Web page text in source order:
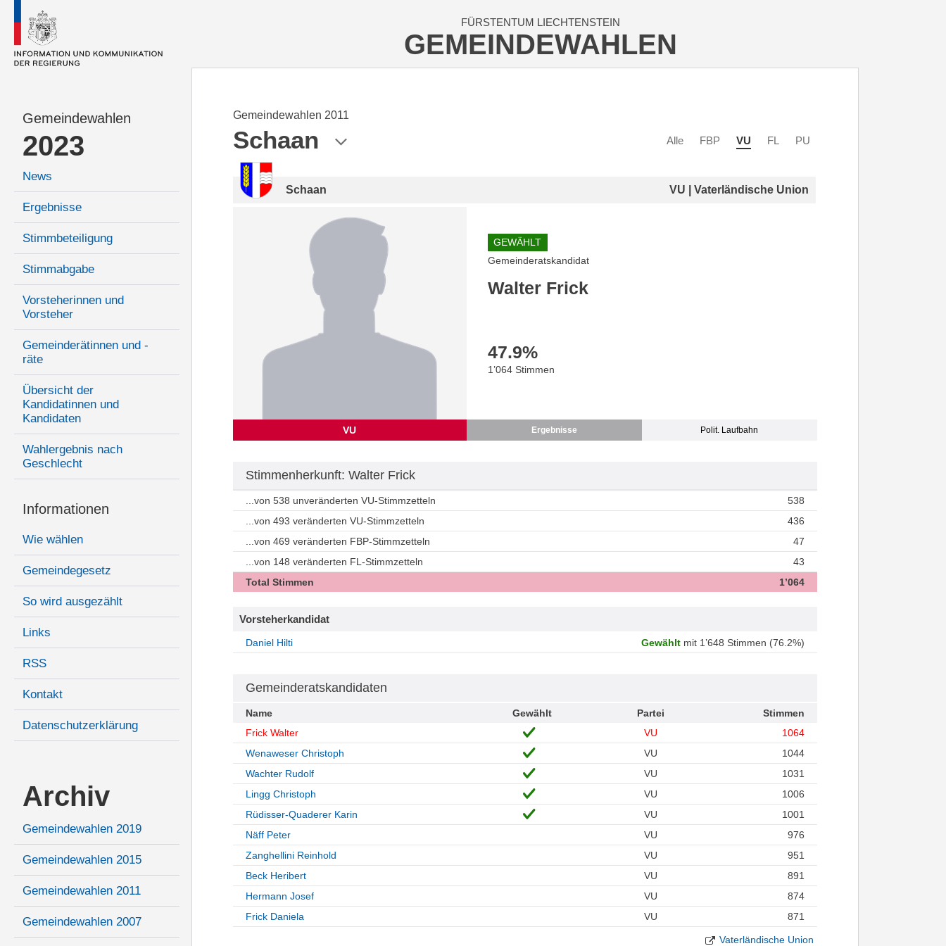
FÜRSTENTUM LIECHTENSTEIN
GEMEINDEWAHLEN
Gemeindewahlen
2023
News
Ergebnisse
Stimmbeteiligung
Stimmabgabe
Vorsteherinnen und
Vorsteher
Gemeinderätinnen und -
räte
Übersicht der
Kandidatinnen und
Kandidaten
Wahlergebnis nach
Geschlecht
Informationen
Wie wählen
Gemeindegesetz
So wird ausgezählt
Links
RSS
Kontakt
Datenschutzerklärung
Archiv
Gemeindewahlen 2019
Gemeindewahlen 2015
Gemeindewahlen 2011
Gemeindewahlen 2007
Gemeindewahlen 2011
Schaan Alle FBP VU FL PU
Schaan VU | Vaterländische Union
VU
GEWÄHLT
Gemeinderatskandidat
Walter Frick
47.9%
1’064 Stimmen
Ergebnisse Polit. Laufbahn
Stimmenherkunft: Walter Frick
...von 538 unveränderten VU-Stimmzetteln
538
...von 493 veränderten VU-Stimmzetteln
436
...von 469 veränderten FBP-Stimmzetteln
47
...von 148 veränderten FL-Stimmzetteln
43
Total Stimmen
1’064
Vorsteherkandidat
Daniel Hilti Gewähltmit 1’648 Stimmen (76.2%)
Gemeinderatskandidaten
Name Gewählt Partei
Stimmen
Frick Walter
VU
1064
Wenaweser Christoph
VU
1044
Wachter Rudolf
VU
1031
Lingg Christoph
VU
1006
Rüdisser-Quaderer Karin
VU
1001
Näff Peter
VU
976
Zanghellini Reinhold
VU
951
Beck Heribert
VU
891
Hermann Josef
VU
874
Frick Daniela
VU 871
Vaterländische Union